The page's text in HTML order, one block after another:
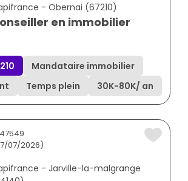
- Obernai (67210)
en immobilier
Mandataire immobilier
Temps plein 30K-80K/ an
07/2026)
- Jarville-la-malgrange